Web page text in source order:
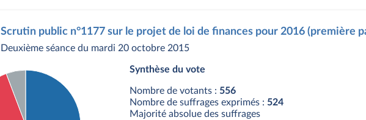
Scrutin public n°1177 sur le projet de loi de finances pour 2016 (première
Deuxième séance du mardi 20 octobre 2015
Synthèse du vote
Nombre de votants : 556
Nombre de suffrages exprimés : 524
Majorité absolue des suffrages